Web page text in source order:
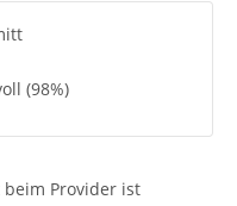
(98%)
Provider ist